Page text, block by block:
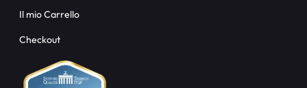
Il mio Carrello
Checkout